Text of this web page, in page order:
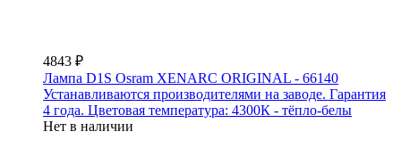
4843 ₽
Лампа D1S Osram XENARC ORIGINAL - 66140
Устанавливаются производителями на заводе. Гарантия
4 года. Цветовая температура: 4300К - тёпло-белы
Нет в наличии